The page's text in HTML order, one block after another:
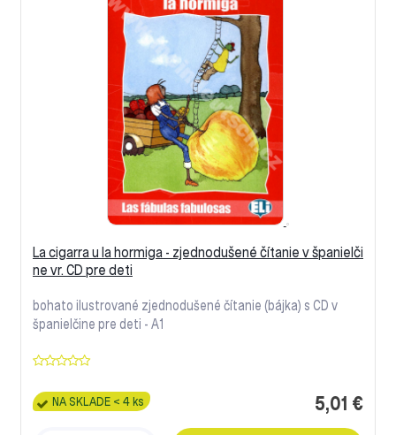
La cigarra u la hormiga - zjednodušené čítanie v španielči
ne vr. CD pre deti
bohato ilustrované zjednodušené čítanie (bájka) s CD v
španielčine pre deti - A1
5,01 €
NA SKLADE < 4 ks